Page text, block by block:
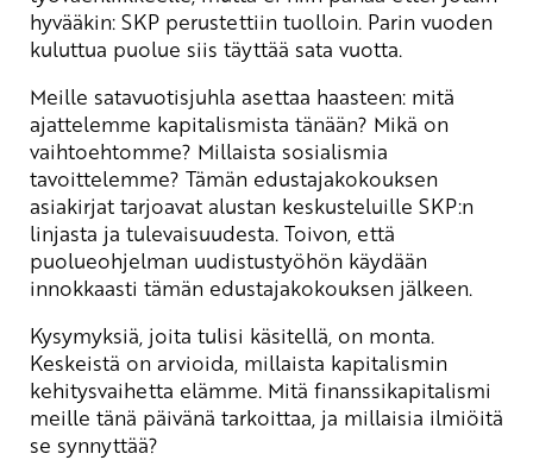
hyvääkin: SKP perustettiin tuolloin. Parin vuoden
kuluttua puolue siis täyttää sata vuotta.
Meille satavuotisjuhla asettaa haasteen: mitä
ajattelemme kapitalismista tänään? Mikä on
vaihtoehtomme? Millaista sosialismia
tavoittelemme? Tämän edustajakokouksen
asiakirjat tarjoavat alustan keskusteluille SKP:n
linjasta ja tulevaisuudesta. Toivon, että
puolueohjelman uudistustyöhön käydään
innokkaasti tämän edustajakokouksen jälkeen.
Kysymyksiä, joita tulisi käsitellä, on monta.
Keskeistä on arvioida, millaista kapitalismin
kehitysvaihetta elämme. Mitä finanssikapitalismi
meille tänä päivänä tarkoittaa, ja millaisia ilmiöitä
se synnyttää?